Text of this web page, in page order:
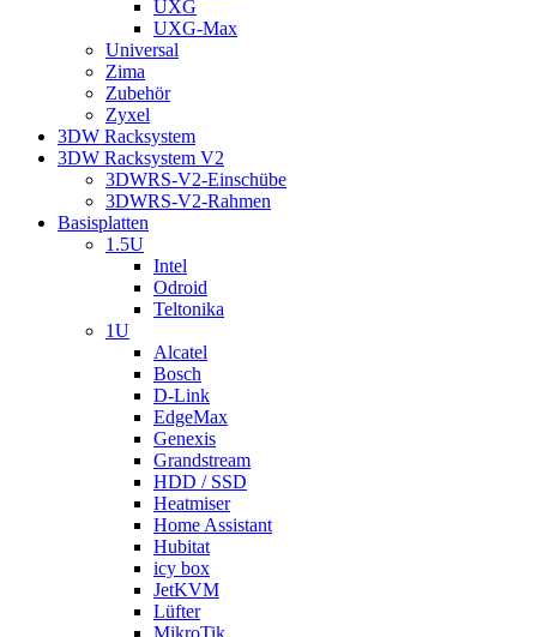
UXG
UXG-Max
Universal
Zima
Zubehör
Zyxel
3DW Racksystem
3DW Racksystem V2
3DWRS-V2-Einschübe
3DWRS-V2-Rahmen
Basisplatten
1.5U
Intel
Odroid
Teltonika
1U
Alcatel
Bosch
D-Link
EdgeMax
Genexis
Grandstream
HDD / SSD
Heatmiser
Home Assistant
Hubitat
icy box
JetKVM
Lüfter
MikroTik